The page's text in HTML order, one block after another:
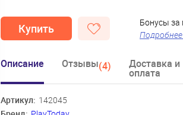
Бонусы за
Купить
Описание Отзывы(4) Доставка и
оплата
Артикул: 142045